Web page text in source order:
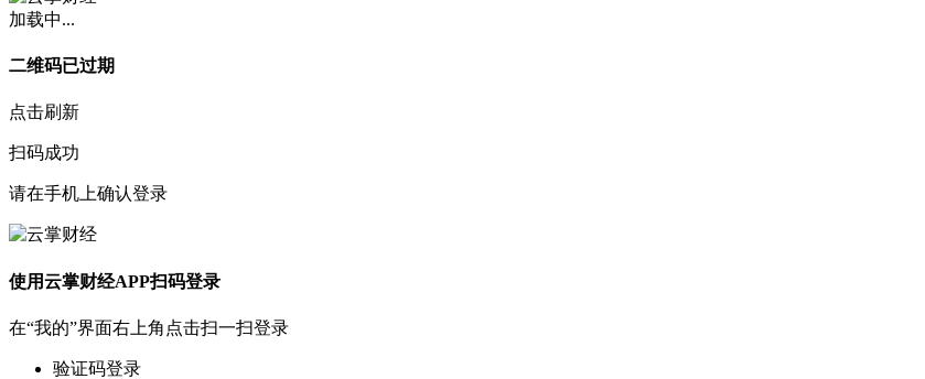
加载中...
二维码已过期
点击刷新
扫码成功
请在手机上确认登录
使用云掌财经APP扫码登录
在“我的”界面右上角点击扫一扫登录
验证码登录